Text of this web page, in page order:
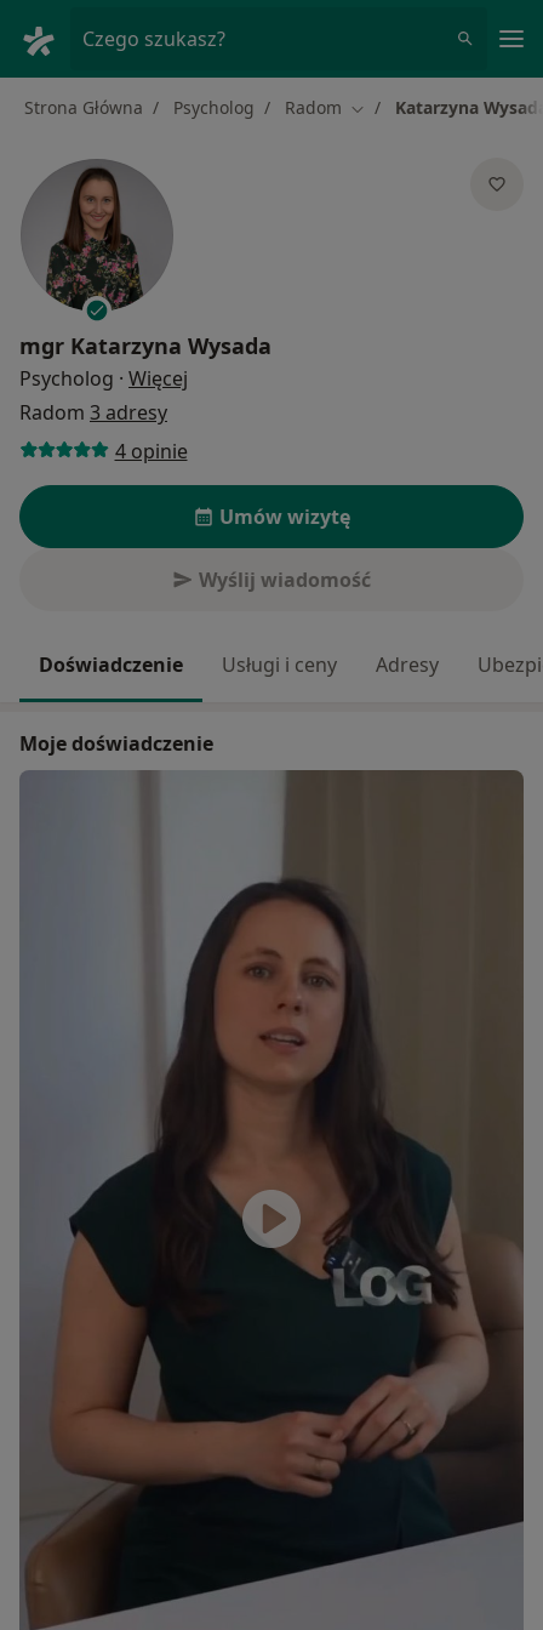
Czego szukasz?
Strona Główna Psycholog Radom Zmień miasto
Katarzyna
mgr Katarzyna Wysada
Psycholog · Więcej
Radom 3 adresy
4 opinie
Umów wizytę
Wyślij wiadomość
Doświadczenie Usługi i ceny Adresy
Moje doświadczenie